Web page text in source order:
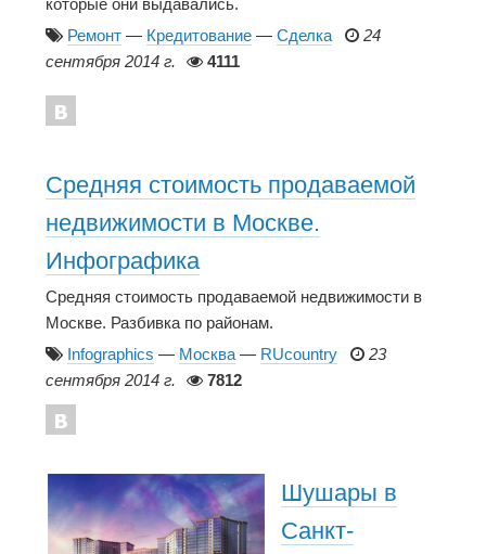
которые они выдавались.
Ремонт — Кредитование — Сделка
24
сентября 2014 г.
4111
Средняя стоимость продаваемой
недвижимости в Москве.
Инфографика
Средняя стоимость продаваемой недвижимости в
Москве. Разбивка по районам.
Infographics — Москва — RUcountry
23
сентября 2014 г.
7812
Шушары в
Санкт-